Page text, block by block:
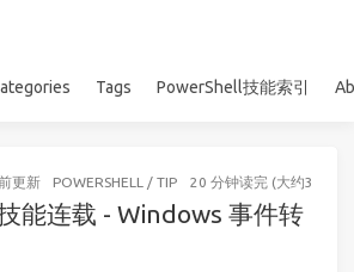
Tags PowerShell技能索引
更新 POWERSHELL / TIP 20 分钟读完 (大约3002
能连载 - Windows 事件转